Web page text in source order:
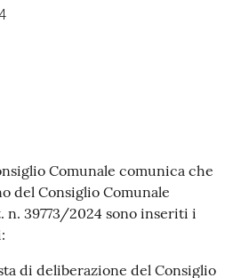
Comunale comunica che
del Consiglio Comunale
n. 39773/2024 sono inseriti i
di deliberazione del Consiglio